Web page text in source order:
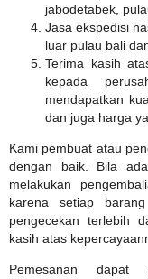
jabodetabek,
Jasa ekspedisi
luar pulau bali
Terima kasih
kepada
mendapatkan
dan juga harga
Kami pembuat atau
dengan baik. Bila
melakukan
karena setiap
pengecekan terlebih
kasih atas
Pemesanan dapat